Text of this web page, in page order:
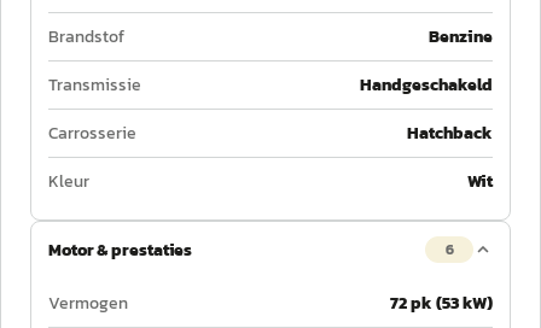
Brandstof
Benzine
Transmissie
Handgeschakeld
Carrosserie
Hatchback
Kleur
Wit
Motor & prestaties 6
Vermogen
72 pk (53 kW)